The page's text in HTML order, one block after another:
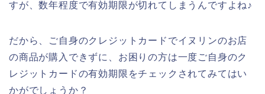
すが、数年程度で有効期限が切れてしまうんですよね♪
だから、ご自身のクレジットカードでイヌリンのお店
の商品が購入できずに、お困りの方は一度ご自身のク
レジットカードの有効期限をチェックされてみてはい
かがでしょうか？